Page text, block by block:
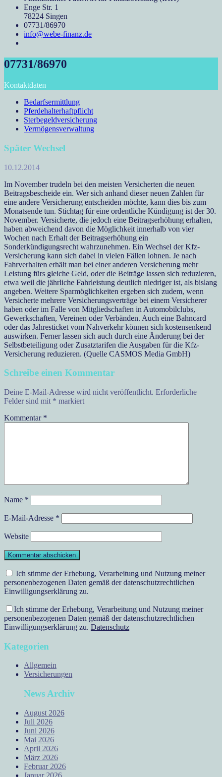
Enge Str. 1
78224 Singen
07731/86970
info@webe-finanz.de
07731/86970
Kontaktdaten
Bedarfsermittlung
Pferdehalterhaftpflicht
Sterbegeldversicherung
Vermögensverwaltung
Später Wechsel
10.12.2014
Im November trudeln bei den meisten Versicherten die neuen
Beitragsbescheide ein. Wer sich anhand dieser neuen Zahlen für
eine andere Versicherung entscheiden möchte, kann dies bis zum
Monatsende tun. Stichtag für eine ordentliche Kündigung ist der 30.
November. Versicherte, die jedoch eine Beitragserhöhung erhalten,
haben abweichend davon die Möglichkeit innerhalb von vier
Wochen nach Erhalt der Beitragserhöhung ein
Sonderkündigungsrecht wahrzunehmen. Ein Wechsel der Kfz-
Versicherung kann sich dabei in vielen Fällen lohnen. Je nach
Fahrverhalten erhält man bei einer anderen Versicherung mehr
Leistung fürs gleiche Geld, oder die Beiträge lassen sich reduzieren,
etwa weil die jährliche Fahrleistung deutlich niedriger ist, als bislang
angeben. Weitere Sparmöglichkeiten ergeben sich zudem, wenn
Versicherte mehrere Versicherungsverträge bei einem Versicherer
haben oder im Falle von Mitgliedschaften in Automobilclubs,
Gewerkschaften, Vereinen oder Verbänden. Auch eine Bahncard
oder das Jahresticket vom Nahverkehr können sich kostensenkend
auswirken. Ferner lassen sich auch durch eine Änderung bei der
Selbstbeteiligung oder Zusatztarifen die Ausgaben für die Kfz-
Versicherung reduzieren. (Quelle CASMOS Media GmbH)
Schreibe einen Kommentar
Deine E-Mail-Adresse wird nicht veröffentlicht. Erforderliche
Felder sind mit * markiert
Kommentar *
Name *
E-Mail-Adresse *
Website
Ich stimme der Erhebung, Verarbeitung und Nutzung meiner
personenbezogenen Daten gemäß der datenschutzrechtlichen
Einwilligungserklärung zu.
Ich stimme der Erhebung, Verarbeitung und Nutzung meiner
personenbezogenen Daten gemäß der datenschutzrechtlichen
Einwilligungserklärung zu. Datenschutz
Kategorien
Allgemein
Versicherungen
News Archiv
August 2026
Juli 2026
Juni 2026
Mai 2026
April 2026
März 2026
Februar 2026
Januar 2026